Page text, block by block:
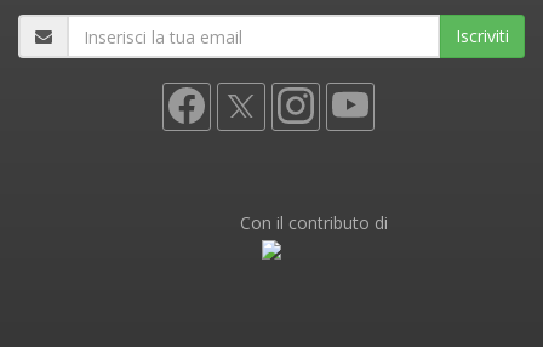
Iscriviti
Con il contributo di